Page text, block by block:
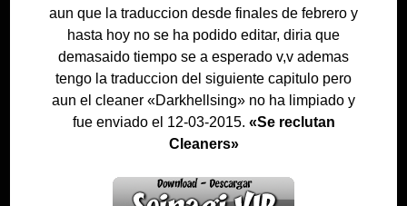
aun que la traduccion desde finales de febrero y
hasta hoy no se ha podido editar, diria que
demasaido tiempo se a esperado v,v ademas
tengo la traduccion del siguiente capitulo pero
aun el cleaner «Darkhellsing» no ha limpiado y
fue enviado el 12-03-2015. «Se reclutan
Cleaners»